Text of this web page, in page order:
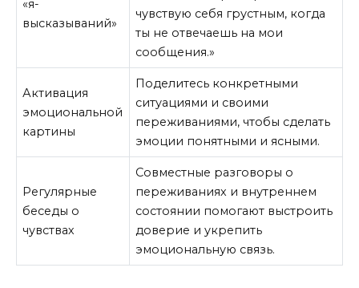
«я-
высказываний»
чувствую себя грустным, когда
ты не отвечаешь на мои
сообщения.»
Активация
эмоциональной
картины
Поделитесь конкретными
ситуациями и своими
переживаниями, чтобы сделать
эмоции понятными и ясными.
Регулярные
беседы о
чувствах
Совместные разговоры о
переживаниях и внутреннем
состоянии помогают выстроить
доверие и укрепить
эмоциональную связь.